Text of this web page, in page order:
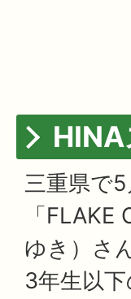
HINA
三重県で
「
ゆき）さ
3年生以